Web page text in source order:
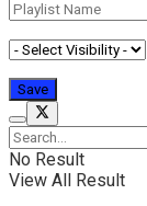
No Result
View All Result